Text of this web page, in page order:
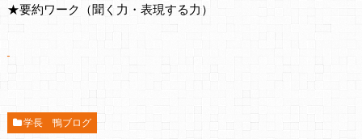
★要約ワーク（聞く力・表現する力）
学長 鴨ブログ